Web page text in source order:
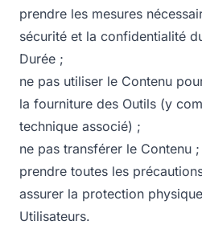
prendre les mesures
sécurité et la confidentialité
Durée ;
ne pas utiliser le Contenu
la fourniture des Outils (y
technique associé) ;
ne pas transférer le Contenu ;
prendre toutes les
assurer la protection
Utilisateurs.